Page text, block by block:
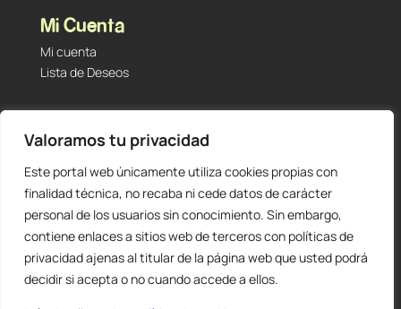
Valoramos tu privacidad
Este portal web únicamente utiliza cookies propias con
finalidad técnica, no recaba ni cede datos de carácter
personal de los usuarios sin conocimiento. Sin embargo,
contiene enlaces a sitios web de terceros con políticas de
privacidad ajenas al titular de la página web que usted podrá
decidir si acepta o no cuando accede a ellos.
Mi Cuenta
Mi cuenta
Lista de Deseos
Tu Tienda de Segunda Mano, Sambara #101 (Madrid,
28027 – España)
912 60 05 55 |+34 601 23 09 14
info@staging.tutiendadesegundamano.com